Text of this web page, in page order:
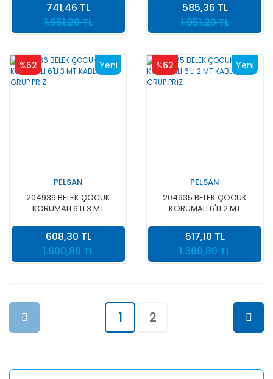
1.951,20 TL
741,46 TL
1.951,20 TL
585,36 TL
Yeni
%62
PELSAN
204936 BELEK ÇOCUK
KORUMALI 6'LI 3 MT
1.600,80 TL
608,30 TL
Yeni
%62
PELSAN
204935 BELEK ÇOCUK
KORUMALI 6'LI 2 MT
1.360,80 TL
517,10 TL
1 2